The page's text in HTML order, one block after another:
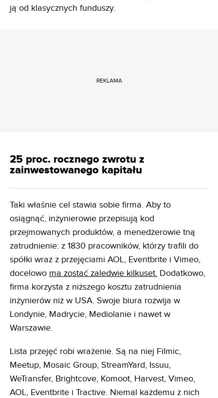
ją od klasycznych funduszy.
REKLAMA
25 proc. rocznego zwrotu z
zainwestowanego kapitału
Taki właśnie cel stawia sobie firma. Aby to
osiągnąć, inżynierowie przepisują kod
przejmowanych produktów, a menedżerowie tną
zatrudnienie: z 1830 pracowników, którzy trafili do
spółki wraz z przejęciami AOL, Eventbrite i Vimeo,
docelowo ma zostać zaledwie kilkuset. Dodatkowo,
firma korzysta z niższego kosztu zatrudnienia
inżynierów niż w USA. Swoje biura rozwija w
Londynie, Madrycie, Mediolanie i nawet w
Warszawie.
Lista przejęć robi wrażenie. Są na niej Filmic,
Meetup, Mosaic Group, StreamYard, Issuu,
WeTransfer, Brightcove, Komoot, Harvest, Vimeo,
AOL, Eventbrite i Tractive. Niemal każdemu z nich